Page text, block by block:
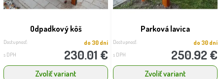
Odpadkový kôš
Dostupnosť: do 30 dní
s DPH 230.01 €
Zvoliť variant
Parková lavica
Dostupnosť: do 30 dní
s DPH 250.92 €
Zvoliť variant